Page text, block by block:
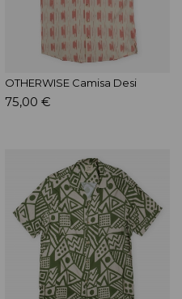
OTHERWISE Camisa Desi
75,00 €